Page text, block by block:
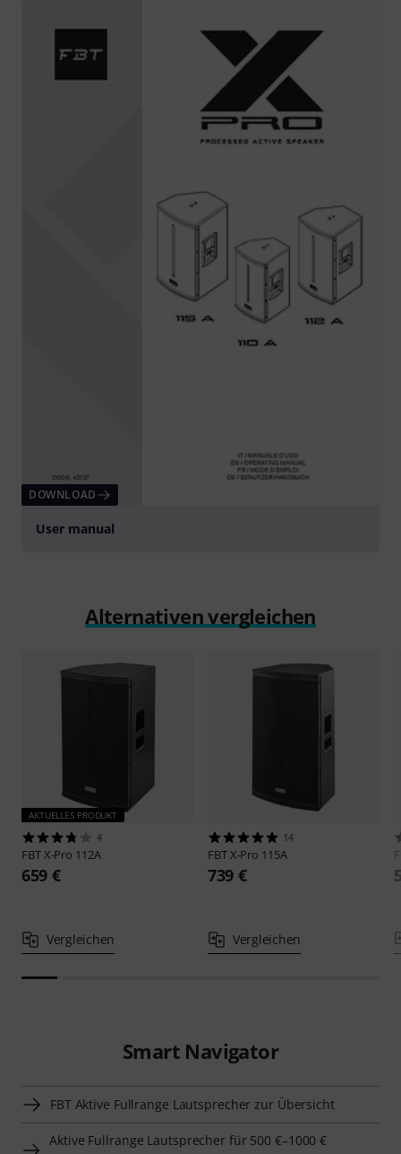
DOWNLOAD
User manual
Alternativen vergleichen
AKTUELLES PRODUKT
4
FBTX-Pro 112A
659 €
Vergleichen
14
FBTX-Pro 115A
739 €
Vergleichen
Smart Navigator
FBT Aktive Fullrange Lautsprecher zur Übersicht
Aktive Fullrange Lautsprecher für 500 €–1000 €